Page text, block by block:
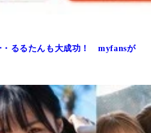
・るるたんも大成功！ myfansが